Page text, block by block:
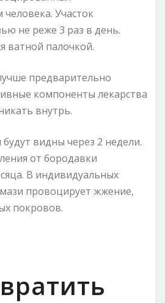
Участок
не реже 3 раз в день.
ватной палочкой.
предварительно
компоненты лекарства
внутрь.
видны через 2 недели.
от бородавки
В индивидуальных
мази провоцирует жжение,
покровов.